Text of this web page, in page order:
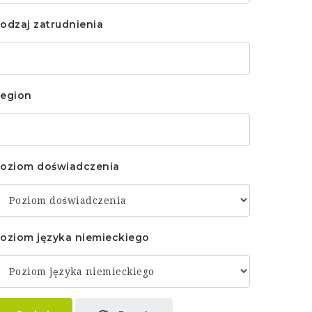
zatrudnienia
doświadczenia
języka niemieckiego